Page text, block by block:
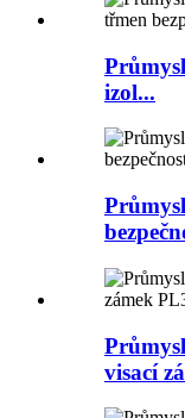
izol...
visací